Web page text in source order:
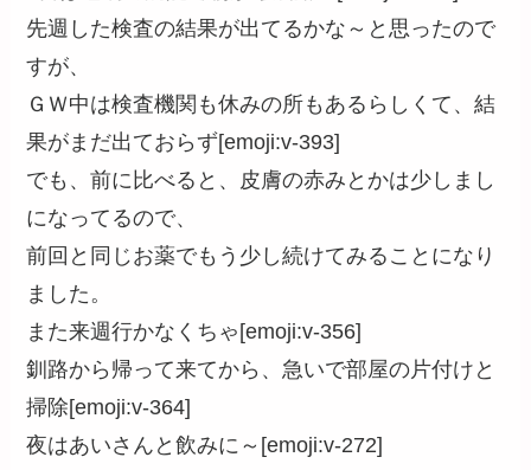
先週した検査の結果が出てるかな～と思ったので
すが、
ＧＷ中は検査機関も休みの所もあるらしくて、結
果がまだ出ておらず[emoji:v-393]
でも、前に比べると、皮膚の赤みとかは少しまし
になってるので、
前回と同じお薬でもう少し続けてみることになり
ました。
また来週行かなくちゃ[emoji:v-356]
釧路から帰って来てから、急いで部屋の片付けと
掃除[emoji:v-364]
夜はあいさんと飲みに～[emoji:v-272]